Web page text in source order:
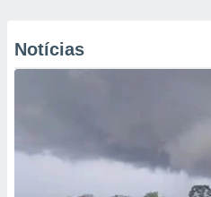
Notícias